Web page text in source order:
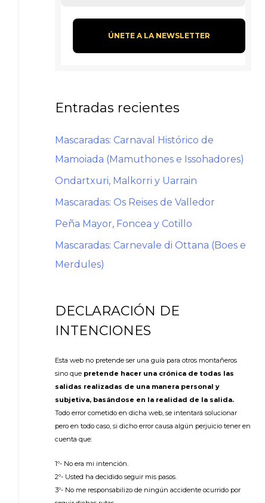
Entradas recientes
Mascaradas: Carnaval Histórico de
Mamoiada (Mamuthones e Issohadores)
Ondartxuri, Malkorri y Uarrain
Mascaradas: Os Reises de Valledor
Peña Mayor, Foncea y Cotillo
Mascaradas: Carnevale di Ottana (Boes e
Merdules)
DECLARACIÓN DE
INTENCIONES
Esta web no pretende ser una guía para otros montañeros
sino que pretende hacer una crónica de todas las
salidas realizadas de una manera personal y
subjetiva, basándose en la realidad de la salida.
Todo error cometido en dicha web, se intentará solucionar
pero en todo caso, si dicho error causa algún perjuicio tener en
cuenta que:
1º- No era mi intención.
2º- Usted ha decidido seguir mis pasos.
3º- No me responsabilizo de ningún accidente ocurrido por